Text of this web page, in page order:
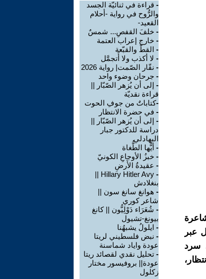
عبر
سرد
- قراءة في ثنائيّة الجسد
والرُّوح في رواية -أحلام
القعيد-
- خلفَ القفصِ... شمسٌ
- خارج إعراب العتمة
- القطّ والقبّعة
- لا أكذب ولا أَتجمَّل
- نقّار الصّمت| رواية 2026
- جرحان وضوء واحد
- إلى أن يُزهر الصّبّار ||
قراءة نقديّة
-​كتاباتٌ من جوفِ الحوت
- في حضرة الانتظار
- إلى أن يُزهر الصّبّار ||
دراسة للدكتور جبار
البهادلي
- أيُّها الطُّغاة
- خبزُ الأوجاعِ الكونيّ
- عقيدةُ الأَرضِ
-
Hillary Hitler Avy ||
بنغلادش
- هوانغ سانغ سون ||
شاعر كوري
- شُعَرَاء دَوْلِيُّون || كانغ
بيونغ-تشيول
- ايلولُ يشبهُنا
- نبض فلسطيني لريتا
عودة واياد شماسنة
- تحليل نقدي لقصائد ريتا
عودة|| بروفيسور مختار
زكلول